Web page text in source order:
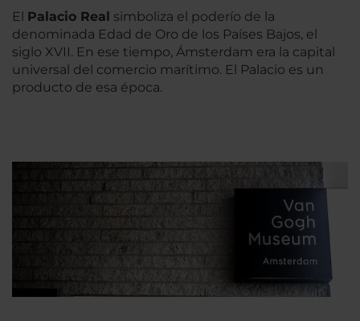
El Palacio Real simboliza el poderío de la
denominada Edad de Oro de los Países Bajos, el
siglo XVII. En ese tiempo, Ámsterdam era la capital
universal del comercio marítimo. El Palacio es un
producto de esa época.